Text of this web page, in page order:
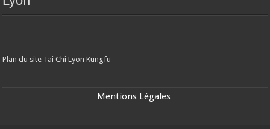
Plan du site Tai Chi Lyon Kungfu
Mentions Légales